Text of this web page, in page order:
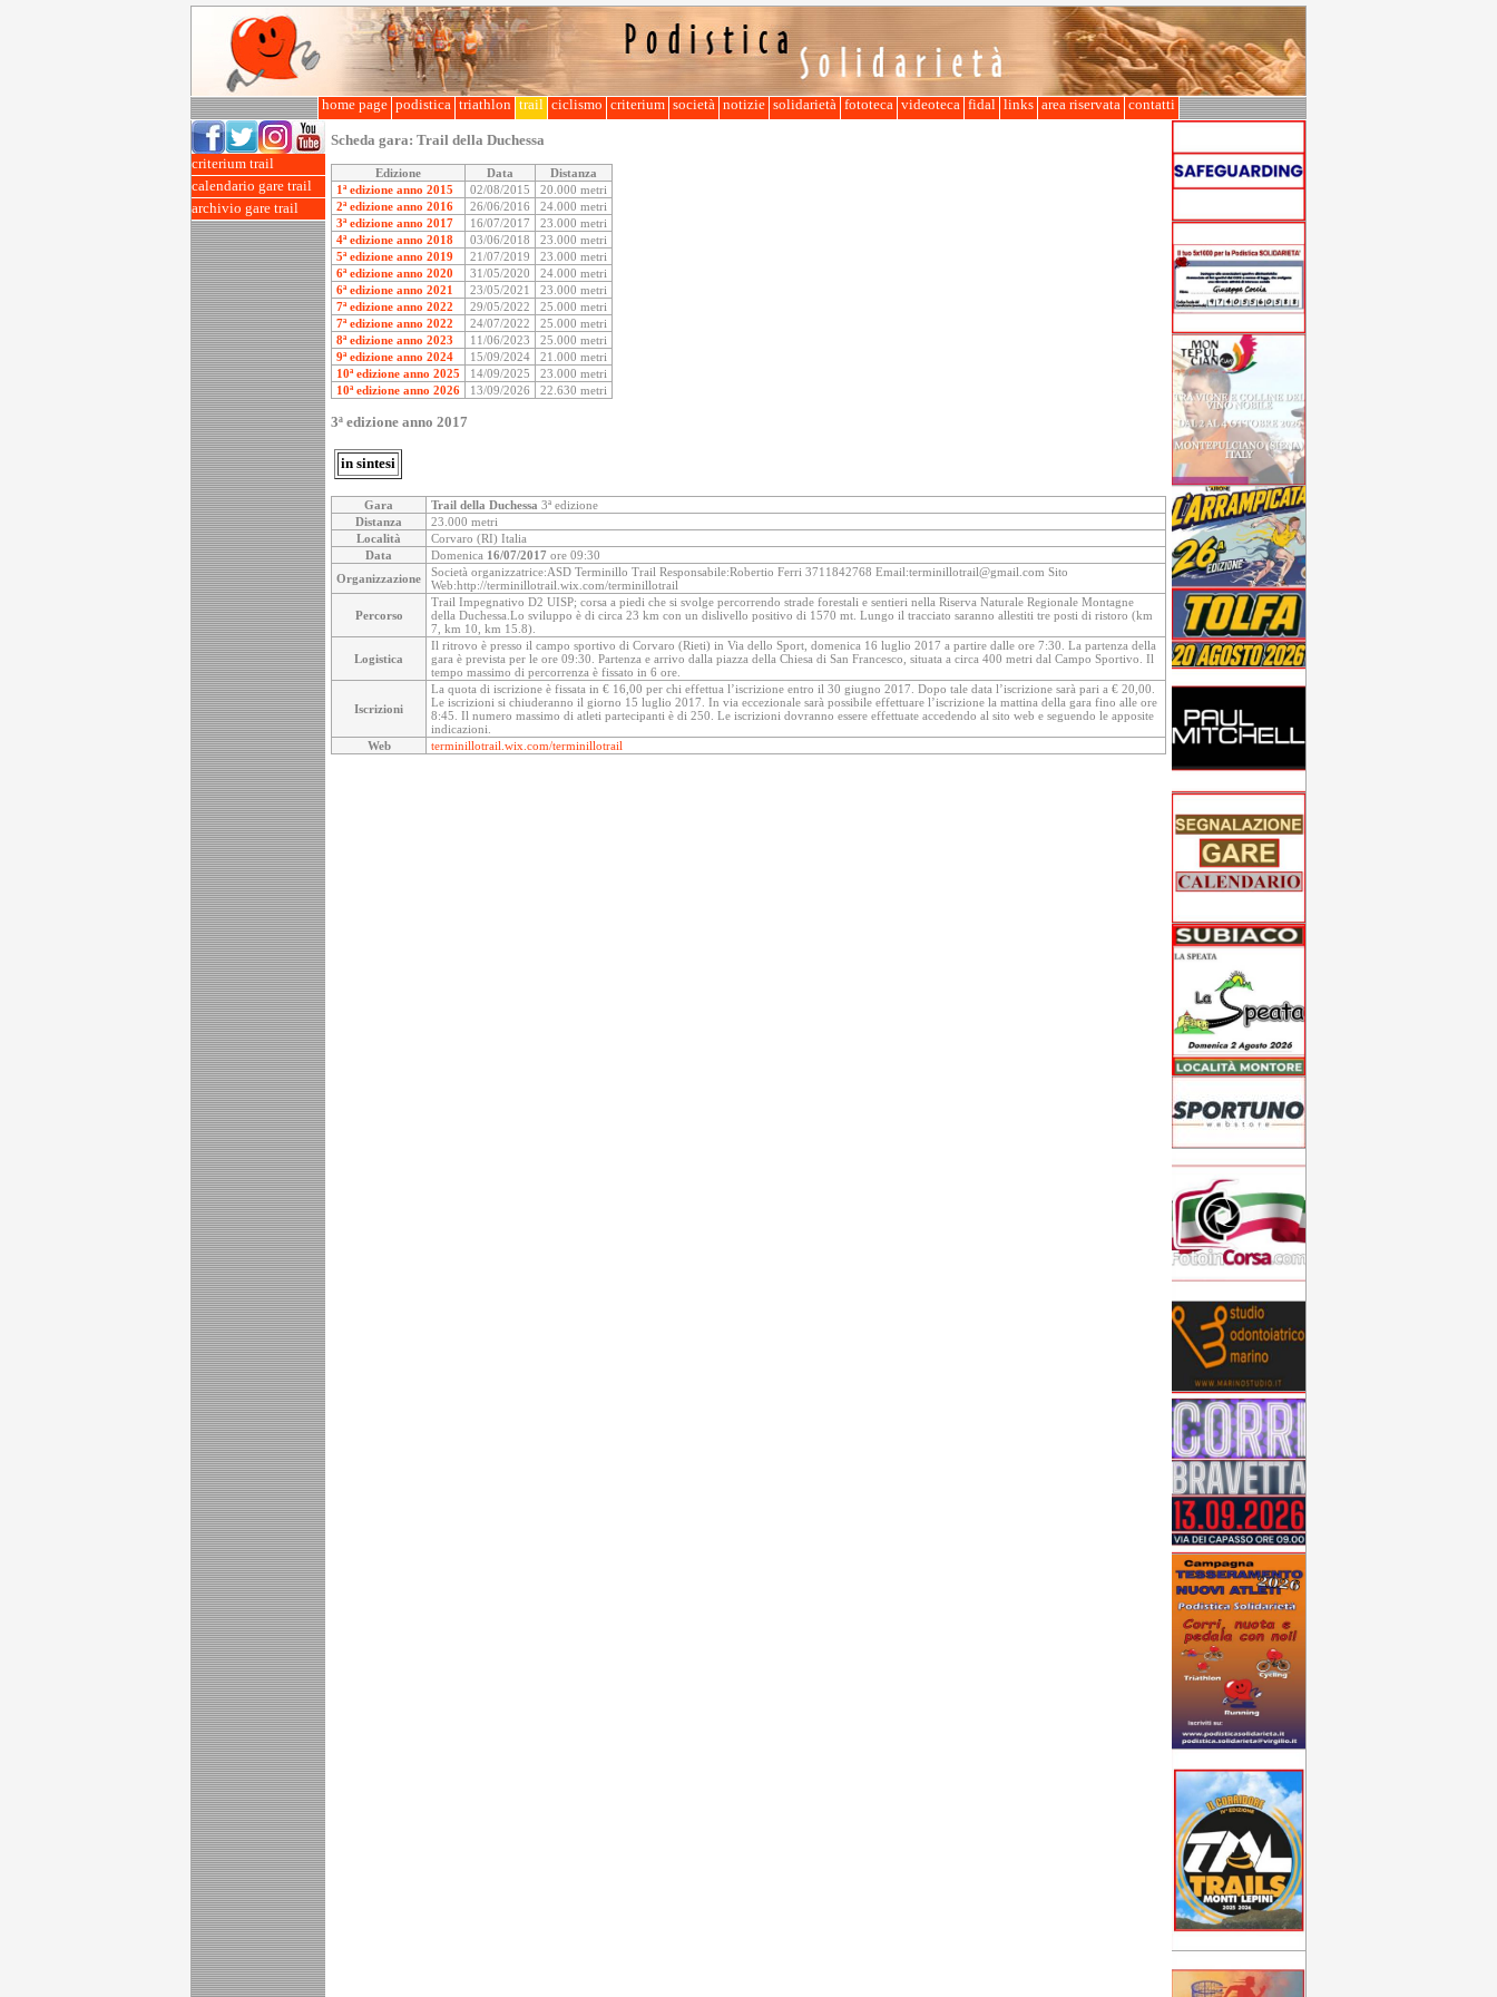
home page podistica triathlon trail ciclismo criterium società notizie solidarietà fototeca videoteca fidal links area riservata contatti
criterium trail
calendario gare trail
archivio gare trail
Scheda gara: Trail della Duchessa
Edizione Data
Distanza
1ª edizione anno 2015
02/08/2015
20.000 metri
2ª edizione anno 2016
26/06/2016
24.000 metri
3ª edizione anno 2017
16/07/2017
23.000 metri
4ª edizione anno 2018
03/06/2018
23.000 metri
5ª edizione anno 2019
21/07/2019
23.000 metri
6ª edizione anno 2020
31/05/2020
24.000 metri
6ª edizione anno 2021
23/05/2021
23.000 metri
7ª edizione anno 2022
29/05/2022
25.000 metri
7ª edizione anno 2022
24/07/2022
25.000 metri
8ª edizione anno 2023
11/06/2023
25.000 metri
9ª edizione anno 2024
15/09/2024
21.000 metri
10ª edizione anno 2025
14/09/2025
23.000 metri
10ª edizione anno 2026
13/09/2026 22.630 metri
3ª edizione anno 2017
in sintesi
Gara Trail della Duchessa 3ª edizione
Distanza
23.000 metri
Località
Corvaro (RI) Italia
Data
Domenica 16/07/2017 ore 09:30
Organizzazione
Società organizzatrice:ASD Terminillo Trail Responsabile:Robertio Ferri 3711842768 Email:terminillotrail@gmail.com Sito
Web:http://terminillotrail.wix.com/terminillotrail
Percorso
Trail Impegnativo D2 UISP; corsa a piedi che si svolge percorrendo strade forestali e sentieri nella Riserva Naturale Regionale Montagne
della Duchessa.Lo sviluppo è di circa 23 km con un dislivello positivo di 1570 mt. Lungo il tracciato saranno allestiti tre posti di ristoro (km
7, km 10, km 15.8).
Logistica
Il ritrovo è presso il campo sportivo di Corvaro (Rieti) in Via dello Sport, domenica 16 luglio 2017 a partire dalle ore 7:30. La partenza della
gara è prevista per le ore 09:30. Partenza e arrivo dalla piazza della Chiesa di San Francesco, situata a circa 400 metri dal Campo Sportivo. Il
tempo massimo di percorrenza è fissato in 6 ore.
Iscrizioni
La quota di iscrizione è fissata in € 16,00 per chi effettua l’iscrizione entro il 30 giugno 2017. Dopo tale data l’iscrizione sarà pari a € 20,00.
Le iscrizioni si chiuderanno il giorno 15 luglio 2017. In via eccezionale sarà possibile effettuare l’iscrizione la mattina della gara fino alle ore
8:45. Il numero massimo di atleti partecipanti è di 250. Le iscrizioni dovranno essere effettuate accedendo al sito web e seguendo le apposite
indicazioni.
Web
terminillotrail.wix.com/terminillotrail